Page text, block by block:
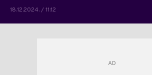
18.12.2024. / 11:12